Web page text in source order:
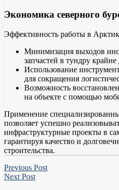
Экономика северного
Эффективность работы в
Минимизация выходов
запчастей в тундру крайне
Использование
для сокращения
Возможность
на объекте с помощью
Применение
позволяет успешно
инфраструктурные проекты в
гарантируя качество и
строительства.
Previous Post
Next Post